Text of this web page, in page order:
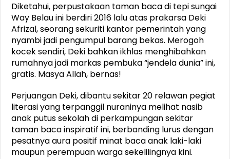
Diketahui, perpustakaan taman baca di tepi sungai
Way Belau ini berdiri 2016 lalu atas prakarsa Deki
Afrizal, seorang sekuriti kantor pemerintah yang
nyambi jadi pengumpul barang bekas. Merogoh
kocek sendiri, Deki bahkan ikhlas menghibahkan
rumahnya jadi markas pembuka “jendela dunia” ini,
gratis. Masya Allah, bernas!
Perjuangan Deki, dibantu sekitar 20 relawan pegiat
literasi yang terpanggil nuraninya melihat nasib
anak putus sekolah di perkampungan sekitar
taman baca inspiratif ini, berbanding lurus dengan
pesatnya aura positif minat baca anak laki-laki
maupun perempuan warga sekelilingnya kini.